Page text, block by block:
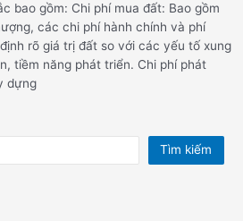
bao gồm: Chi phí mua đất: Bao gồm
các chi phí hành chính và phí
rõ giá trị đất so với các yếu tố xung
tiềm năng phát triển. Chi phí phát
dựng
Tìm kiếm